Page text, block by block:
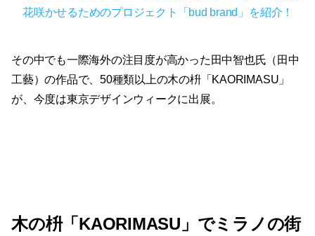
花咲かせるためのプロジェクト「bud brand」を紹介！
その中でも一際海外の注目度が高かった田中智也氏（田中
工藝）の作品で、50種類以上の木の枡「KAORIMASU」
が、今度は東京デザインウィークに出展。
木の枡「KAORIMASU」でミラノの街